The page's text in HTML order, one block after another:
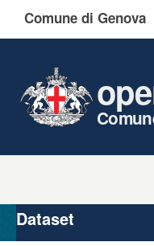
Comune di Genova
Organizzazioni
Gruppi
Dataset